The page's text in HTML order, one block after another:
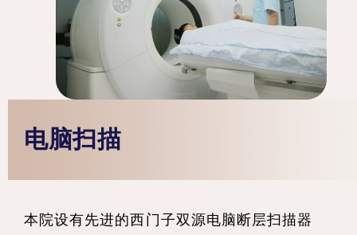
电脑扫描
本院设有先进的西门子双源电脑断层扫描器